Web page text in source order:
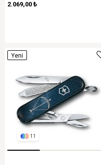
2.069,00 ₺
Yeni
11